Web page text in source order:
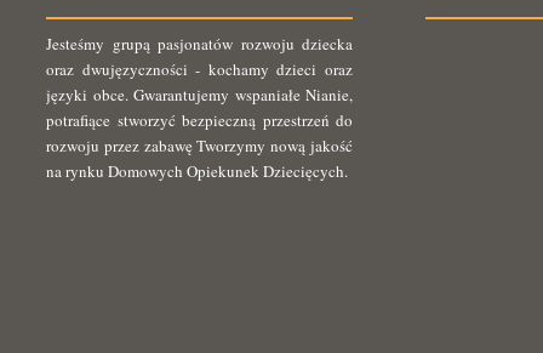
Jesteśmy grupą pasjonatów rozwoju dziecka
oraz dwujęzyczności - kochamy dzieci oraz
języki obce. Gwarantujemy wspaniałe Nianie,
potrafiące stworzyć bezpieczną przestrzeń do
rozwoju przez zabawę Tworzymy nową jakość
na rynku Domowych Opiekunek Dziecięcych.